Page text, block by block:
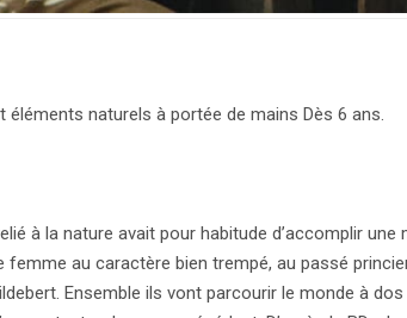
naturels à portée de mains Dès 6 ans.
à la nature avait pour habitude d’accomplir une
au caractère bien trempé, au passé
Ensemble ils vont parcourir le monde à